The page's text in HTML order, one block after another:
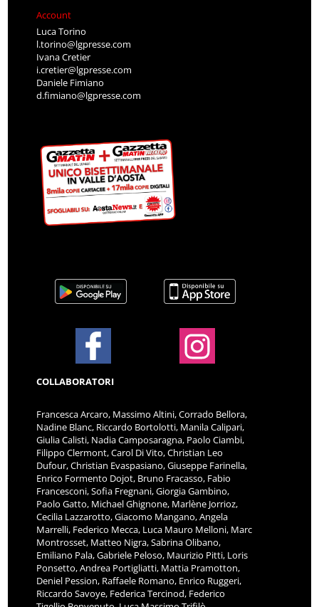
Account
Luca Torino
l.torino@lgpresse.com
Ivana Cretier
i.cretier@lgpresse.com
Daniele Fimiano
d.fimiano@lgpresse.com
COLLABORATORI
Francesca Arcaro, Massimo Altini, Corrado Bellora,
Nadine Blanc, Riccardo Bortolotti, Manila Calipari,
Giulia Calisti, Nadia Camposaragna, Paolo Ciambi,
Filippo Clermont, Carol Di Vito, Christian Leo
Dufour, Christian Evaspasiano, Giuseppe Farinella,
Enrico Formento Dojot, Bruno Fracasso, Fabio
Francesconi, Sofia Fregnani, Giorgia Gambino,
Paolo Gatto, Michael Ghignone, Marlène Jorrioz,
Cecilia Lazzarotto, Giacomo Mangano, Angela
Marrelli, Federico Mecca, Luca Mauro Melloni, Marc
Montrosset, Matteo Nigra, Sabrina Olibano,
Emiliano Pala, Gabriele Peloso, Maurizio Pitti, Loris
Ponsetto, Andrea Portigliatti, Mattia Pramotton,
Deniel Pession, Raffaele Romano, Enrico Ruggeri,
Riccardo Savoye, Federica Tercinod, Federico